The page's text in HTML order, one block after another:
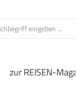
zur REISEN-